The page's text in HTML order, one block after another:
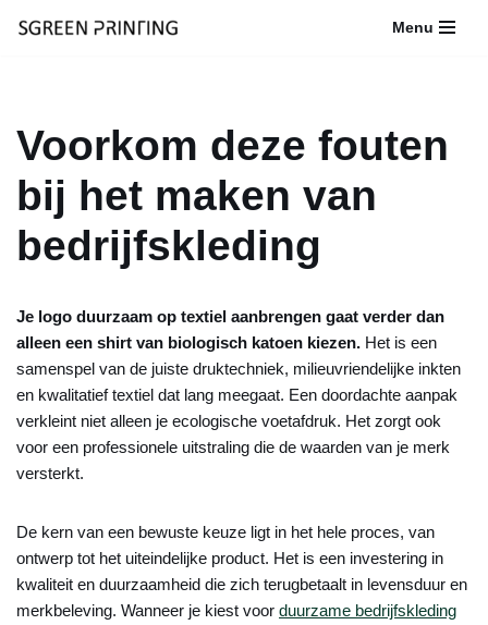
inhoud
Menu
Voorkom deze fouten
bij het maken van
bedrijfskleding
Je logo duurzaam op textiel aanbrengen gaat verder dan
alleen een shirt van biologisch katoen kiezen. Het is een
samenspel van de juiste druktechniek, milieuvriendelijke inkten
en kwalitatief textiel dat lang meegaat. Een doordachte aanpak
verkleint niet alleen je ecologische voetafdruk. Het zorgt ook
voor een professionele uitstraling die de waarden van je merk
versterkt.
De kern van een bewuste keuze ligt in het hele proces, van
ontwerp tot het uiteindelijke product. Het is een investering in
kwaliteit en duurzaamheid die zich terugbetaalt in levensduur en
merkbeleving. Wanneer je kiest voor duurzame bedrijfskleding